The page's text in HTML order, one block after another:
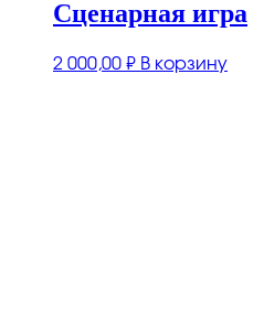
Сценарная игра
2 000,00 ₽ В корзину